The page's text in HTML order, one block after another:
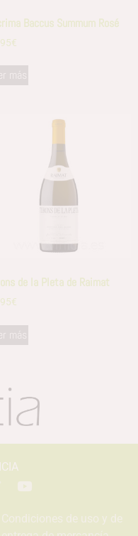
Baccus Summum Rosé
€
más
de la Pleta de Raimat
€
más
Condiciones de uso y de